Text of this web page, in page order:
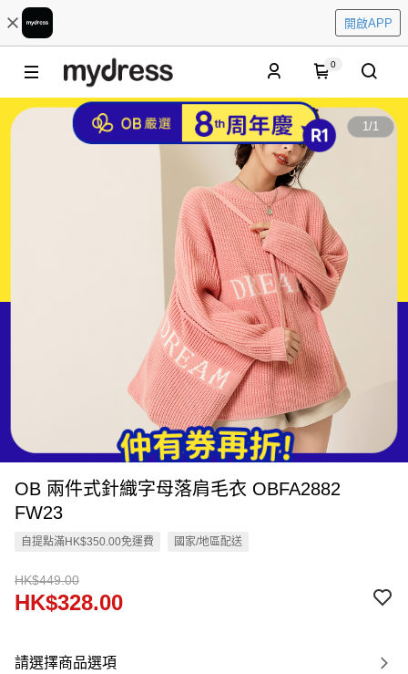
開啟APP
0
1/1
OB 兩件式針織字母落肩毛衣 OBFA2882
FW23
自提點滿HK$350.00免運費 國家/地區配送
HK$449.00
HK$328.00
請選擇商品選項